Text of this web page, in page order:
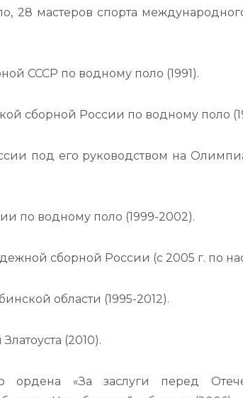
28 мастеров спорта
СССР по водному поло (1991).
сборной России по водному поло
под его руководством на
по водному поло (1999-2002).
сборной России (с 2005 г. по
области (1995-2012).
(2010).
ордена «За заслуги перед